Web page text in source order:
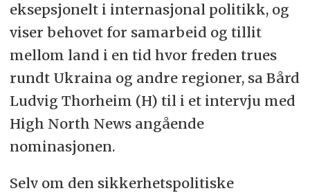
eksepsjonelt i internasjonal politikk, og
viser behovet for samarbeid og tillit
mellom land i en tid hvor freden trues
rundt Ukraina og andre regioner, sa Bård
Ludvig Thorheim (H) til i et intervju med
High North News angående
nominasjonen.
Selv om den sikkerhetspolitiske